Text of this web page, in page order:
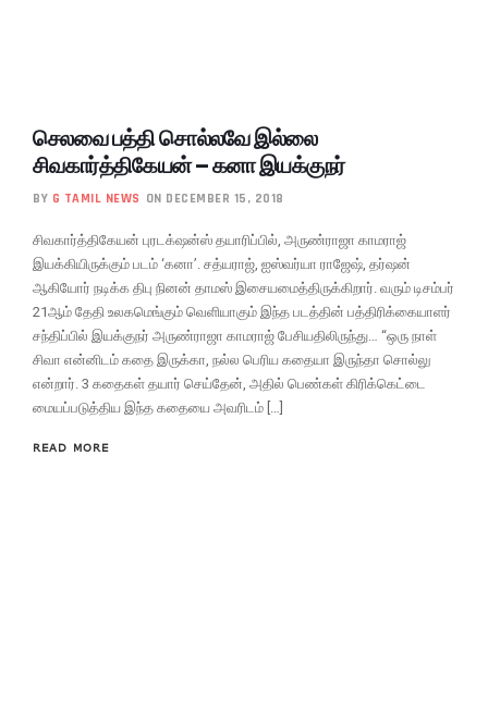
செலவை பத்தி சொல்லவே இல்லை
சிவகார்த்திகேயன் – கனா இயக்குநர்
BY G TAMIL NEWS ON DECEMBER 15, 2018
சிவகார்த்திகேயன் புரடக்‌ஷன்ஸ் தயாரிப்பில், அருண்ராஜா காமராஜ்
இயக்கியிருக்கும் படம் ‘கனா’. சத்யராஜ், ஐஸ்வர்யா ராஜேஷ், தர்ஷன்
ஆகியோர் நடிக்க திபு நினன் தாமஸ் இசையமைத்திருக்கிறார். வரும் டிசம்பர்
21ஆம் தேதி உலகமெங்கும் வெளியாகும் இந்த படத்தின் பத்திரிக்கையாளர்
சந்திப்பில் இயக்குநர் அருண்ராஜா காமராஜ் பேசியதிலிருந்து… “ஒரு நாள்
சிவா என்னிடம் கதை இருக்கா, நல்ல பெரிய கதையா இருந்தா சொல்லு
என்றார். 3 கதைகள் தயார் செய்தேன், அதில் பெண்கள் கிரிக்கெட்டை
மையப்படுத்திய இந்த கதையை அவரிடம் […]
READ MORE